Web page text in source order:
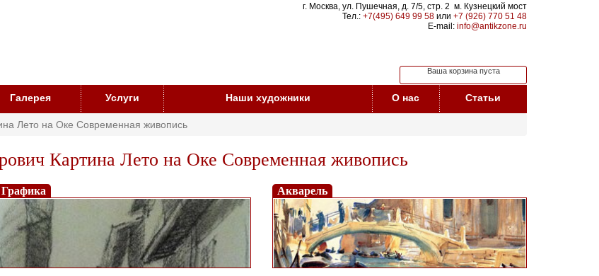
г. Москва, ул. Пушечная, д. 7/5, стр. 2 м. Кузнецкий мост
Тел.: +7(495) 649 99 58 или +7 (926) 770 51 48
E-mail: info@antikzone.ru
Ваша корзина пуста
Галерея Услуги Наши художники О нас Статьи
Лето на Оке Современная живопись
Картина Лето на Оке Современная живопись
Графика Акварель